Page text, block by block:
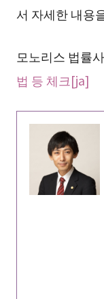
서 자세한 내용
모노리스 법률
법 등 체크[ja]